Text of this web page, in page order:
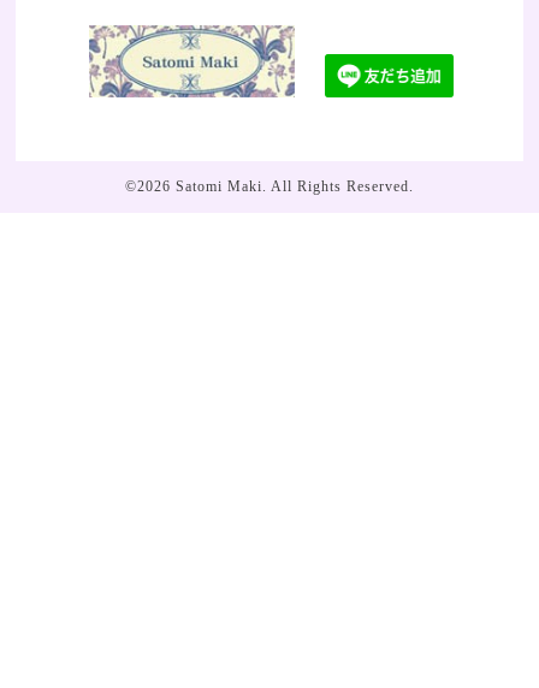
©2026 Satomi Maki. All Rights Reserved.